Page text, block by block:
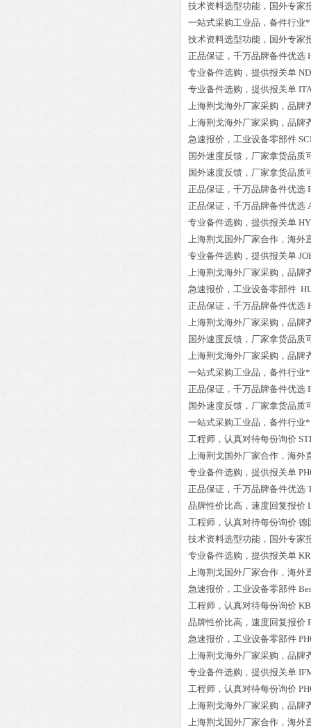
技术资料选型功能，国外专家
一站式采购工业品 ， 备件行业*
技术资料选型功能，国外专家
正品保证 ，千万品牌备件优选
专业备件选购 ，提供报关单
专业备件选购 ，提供报关单
上海荆戈海外厂家采购 ，品牌
上海荆戈海外厂家采购 ，品牌
急速报价， 工业设备零部件
国外速度反馈，厂家拿货品质
国外速度反馈，厂家拿货品质
正品保证 ，千万品牌备件优选
正品保证 ，千万品牌备件优选
专业备件选购 ，提供报关单
上海荆戈国外厂家合作，海外
专业备件选购 ，提供报关单
上海荆戈海外厂家采购 ，品牌
急速报价， 工业设备零部件
正品保证 ，千万品牌备件优选
上海荆戈海外厂家采购 ，品牌
国外速度反馈，厂家拿货品质
上海荆戈海外厂家采购 ，品牌
一站式采购工业品 ， 备件行业*
正品保证 ，千万品牌备件优选
国外速度反馈，厂家拿货品质
一站式采购工业品 ， 备件行业*
工程师 ，认真对待每份询价
上海荆戈国外厂家合作，海外
专业备件选购 ，提供报关单
正品保证 ，千万品牌备件优选
品牌性价比高 ，速度回复报价
工程师 ，认真对待每份询价 德
技术资料选型功能，国外专家
专业备件选购 ，提供报关单
上海荆戈国外厂家合作，海外
急速报价， 工业设备零部件
工程师 ，认真对待每份询价
品牌性价比高 ，速度回复报价
急速报价， 工业设备零部件
上海荆戈海外厂家采购 ，品牌
专业备件选购 ，提供报关单
工程师 ，认真对待每份询价
上海荆戈海外厂家采购 ，品牌
上海荆戈国外厂家合作，海外